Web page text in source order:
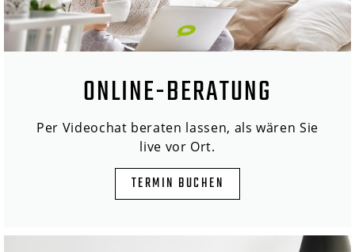
ONLINE-BERATUNG
Per Videochat beraten lassen, als wären Sie
live vor Ort.
TERMIN BUCHEN